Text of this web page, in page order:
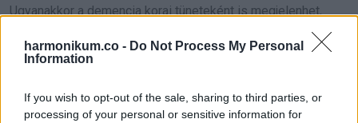
harmonikum.co - Do Not Process My Personal
Information
If you wish to opt-out of the sale, sharing to third parties, or
processing of your personal or sensitive information for
Ugyanakkor a demencia korai tüneteként is megjelenhet,
igényelnek.
Gyakori formák: